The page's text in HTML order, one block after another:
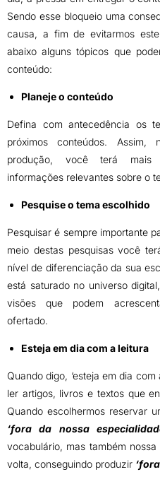
Sendo esse bloqueio uma
causa, a fim de evitarmos
abaixo alguns tópicos que
conteúdo:
Planeje o conteúdo
Defina com antecedência os
próximos conteúdos.
produção, você terá mais
informações relevantes sobre o
Pesquise o tema escolhido
Pesquisar é sempre importante
meio destas pesquisas você
nível de diferenciação da sua
está saturado no universo
visões que podem
ofertado.
Esteja em dia com a leitura
Quando digo, ‘esteja em dia
ler artigos, livros e textos que
Quando escolhermos reservar
‘fora da nossa
vocabulário, mas também
volta, conseguindo produzir